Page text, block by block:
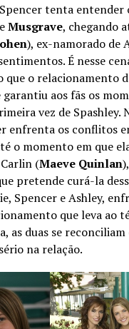
tenta entender
Musgrave, chegando
), ex-namorado de
É nesse
que o relacionamento
aos fãs os
vez de Spashley.
enfrenta os conflitos
o momento em que
(Maeve Quinlan
pretende curá-la
Spencer e Ashley,
que leva ao
as duas se reconciliam
na relação.